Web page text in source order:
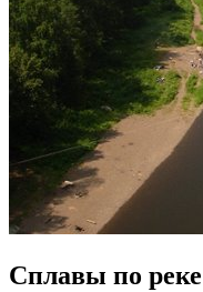
Сплавы по реке